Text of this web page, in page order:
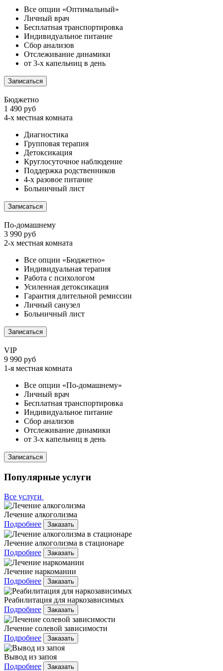
Все опции «Оптимальный»
Личный врач
Бесплатная транспортировка
Индивидуальное питание
Сбор анализов
Отслеживание динамики
от 3-х капельниц в день
Записаться
Бюджетно
1 490 руб
4-х местная комната
Диагностика
Групповая терапия
Детоксикация
Круглосуточное наблюдение
Поддержка родственников
4-х разовое питание
Больничный лист
Записаться
По-домашнему
3 990 руб
2-х местная комната
Все опции «Бюджетно»
Индивидуальная терапия
Работа с психологом
Усиленная детоксикация
Гарантия длительной ремиссии
Личный санузел
Больничный лист
Записаться
VIP
9 990 руб
1-я местная комната
Все опции «По-домашнему»
Личный врач
Бесплатная транспортировка
Индивидуальное питание
Сбор анализов
Отслеживание динамики
от 3-х капельниц в день
Записаться
Популярные услуги
Все услуги
Лечение алкоголизма
Подробнее
Заказать
Лечение алкоголизма в стационаре
Подробнее
Заказать
Лечение наркомании
Подробнее
Заказать
Реабилитация для наркозависимых
Подробнее
Заказать
Лечение солевой зависимости
Подробнее
Заказать
Вывод из запоя
Подробнее
Заказать